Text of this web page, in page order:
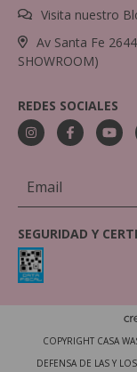
Visita nuestro
Av Santa Fe
SHOWROOM)
REDES SOCIALES
SEGURIDAD Y
COPYRIGHT CASA
DEFENSA DE LAS Y